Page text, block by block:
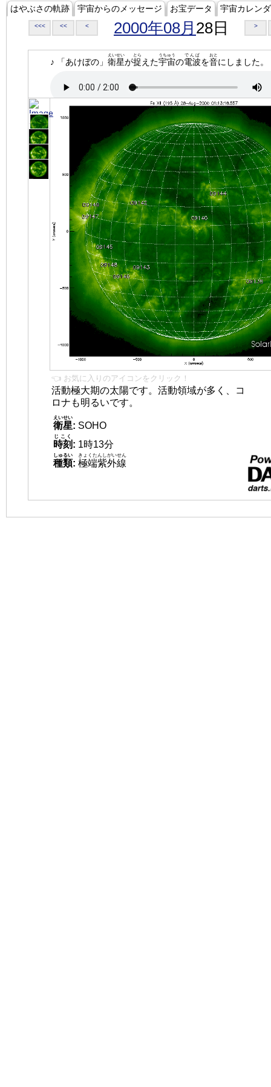
はやぶさの軌跡 宇宙からのメッセージ お宝データ 宇宙カレン
<<< << < 2000年08月 28日 >
♪ 「あけぼの」 衛星
えいせい
が捉
とら
えた宇宙
うちゅう
の電波
でんぱ
を音
おと
にしました。
👈 お気に入りのアイコンをクリック！
活動極大期の太陽です。活動領域が多く、コ
ロナも明るいです。
衛星
えいせい
: SOHO
時刻
じこく
: 1時13分
種類
しゅるい
: 極端紫外線
きょくたんしがいせん